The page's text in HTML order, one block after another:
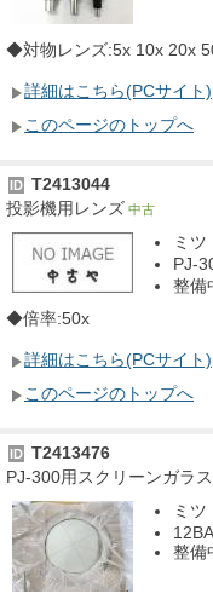
◆対物レンズ:5x 10x 20x
詳細はこちら(PCサイト)
このページのトップへ
ID T2413044
投影機用レンズ 中古
ミツ
PJ-
整備
◆倍率:50x
詳細はこちら(PCサイト)
このページのトップへ
ID T2413476
PJ-300用スクリーンガラス
ミツ
整備